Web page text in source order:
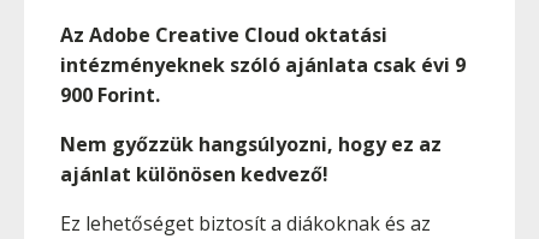
Az Adobe Creative Cloud oktatási
intézményeknek szóló ajánlata csak évi 9
900 Forint.
Nem győzzük hangsúlyozni, hogy ez az
ajánlat különösen kedvező!
Ez lehetőséget biztosít a diákoknak és az